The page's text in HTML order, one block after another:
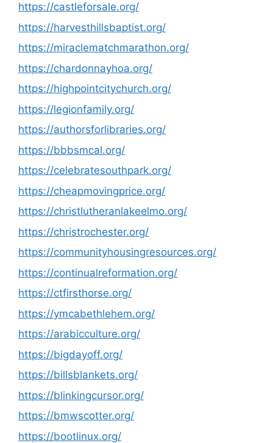
https://castleforsale.org/
https://harvesthillsbaptist.org/
https://miraclematchmarathon.org/
https://chardonnayhoa.org/
https://highpointcitychurch.org/
https://legionfamily.org/
https://authorsforlibraries.org/
https://bbbsmcal.org/
https://celebratesouthpark.org/
https://cheapmovingprice.org/
https://christlutheranlakeelmo.org/
https://christrochester.org/
https://communityhousingresources.org/
https://continualreformation.org/
https://ctfirsthorse.org/
https://ymcabethlehem.org/
https://arabicculture.org/
https://bigdayoff.org/
https://billsblankets.org/
https://blinkingcursor.org/
https://bmwscotter.org/
https://bootlinux.org/